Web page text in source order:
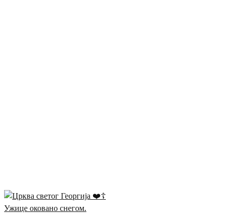
Ужице оковано снегом.